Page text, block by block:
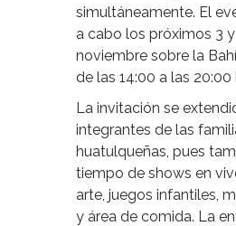
simultáneamente. El
a cabo los próximos 3
noviembre sobre la
de las 14:00 a las 20:00
La invitación se
integrantes de las
huatulqueñas, pues
tiempo de shows en
arte, juegos infantiles,
y área de comida. La